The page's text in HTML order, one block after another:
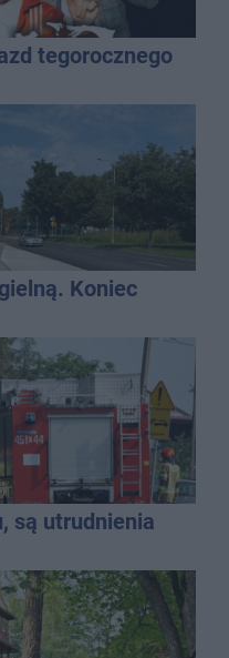
tegorocznego
Koniec
są utrudnienia